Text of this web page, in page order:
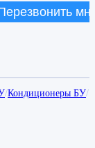
/Кондиционеры БУ/